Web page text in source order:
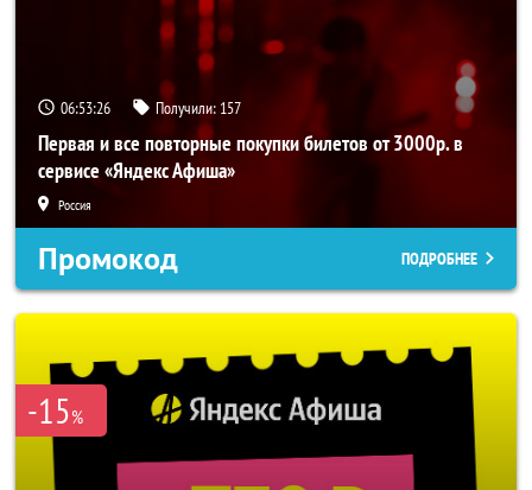
06:53:26 Получили: 157
Первая и все повторные покупки билетов от 3000р. в
сервисе «Яндекс Афиша»
Россия
Промокод ПОДРОБНЕЕ
-15%